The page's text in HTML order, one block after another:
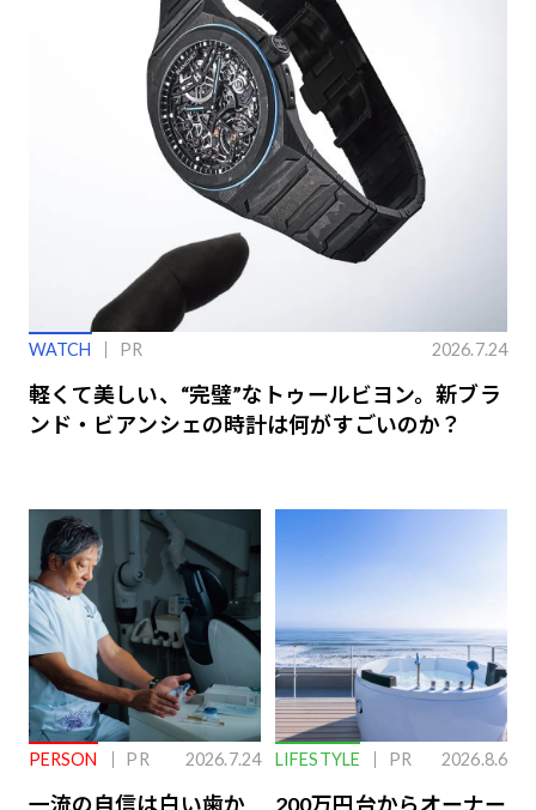
WATCH PR 2026.7.24
軽くて美しい、“完璧”なトゥールビヨン。新ブラ
ンド・ビアンシェの時計は何がすごいのか？
PERSON PR 2026.7.24
一流の自信は白い歯か
LIFESTYLE PR 2026.8.6
200万円台からオーナー